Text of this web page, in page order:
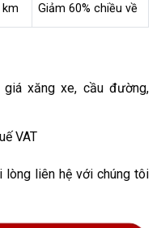
Giảm 60% chiều về
xăng xe, cầu đường,
VAT
lòng liên hệ với chúng tôi